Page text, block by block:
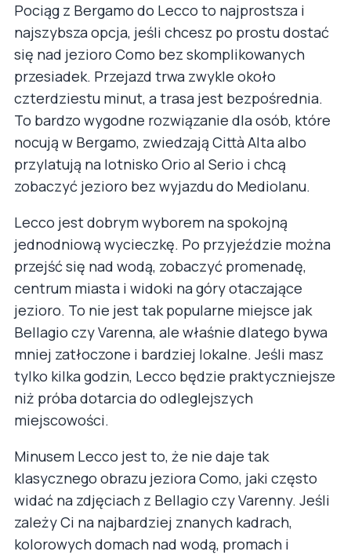
Pociąg z Bergamo do Lecco to najprostsza i
najszybsza opcja, jeśli chcesz po prostu dostać
się nad jezioro Como bez skomplikowanych
przesiadek. Przejazd trwa zwykle około
czterdziestu minut, a trasa jest bezpośrednia.
To bardzo wygodne rozwiązanie dla osób, które
nocują w Bergamo, zwiedzają Città Alta albo
przylatują na lotnisko Orio al Serio i chcą
zobaczyć jezioro bez wyjazdu do Mediolanu.
Lecco jest dobrym wyborem na spokojną
jednodniową wycieczkę. Po przyjeździe można
przejść się nad wodą, zobaczyć promenadę,
centrum miasta i widoki na góry otaczające
jezioro. To nie jest tak popularne miejsce jak
Bellagio czy Varenna, ale właśnie dlatego bywa
mniej zatłoczone i bardziej lokalne. Jeśli masz
tylko kilka godzin, Lecco będzie praktyczniejsze
niż próba dotarcia do odleglejszych
miejscowości.
Minusem Lecco jest to, że nie daje tak
klasycznego obrazu jeziora Como, jaki często
widać na zdjęciach z Bellagio czy Varenny. Jeśli
zależy Ci na najbardziej znanych kadrach,
kolorowych domach nad wodą, promach i